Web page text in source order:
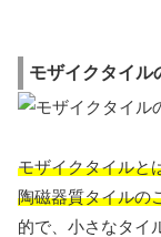
モザイクタイル
モザイクタイルと
陶磁器質タイルの
的で、小さなタイ